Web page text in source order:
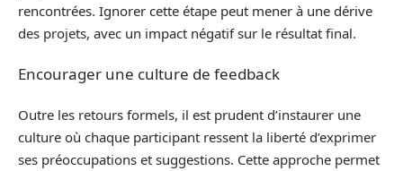
rencontrées. Ignorer cette étape peut mener à une dérive
des projets, avec un impact négatif sur le résultat final.
Encourager une culture de feedback
Outre les retours formels, il est prudent d’instaurer une
culture où chaque participant ressent la liberté d’exprimer
ses préoccupations et suggestions. Cette approche permet